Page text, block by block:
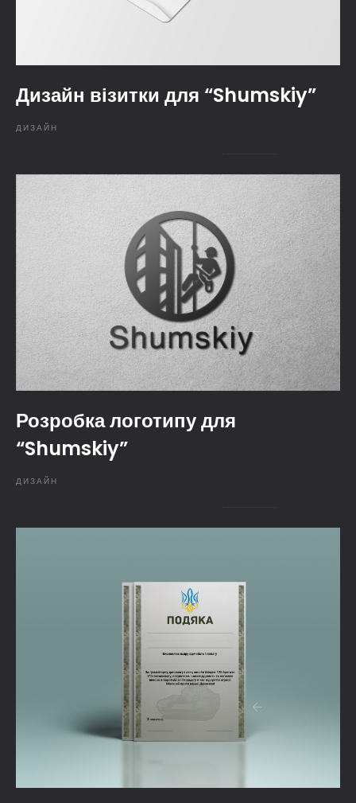
Дизайн візитки для “Shumskiy”
ДИЗАЙН
Розробка логотипу для
“Shumskiy”
ДИЗАЙН